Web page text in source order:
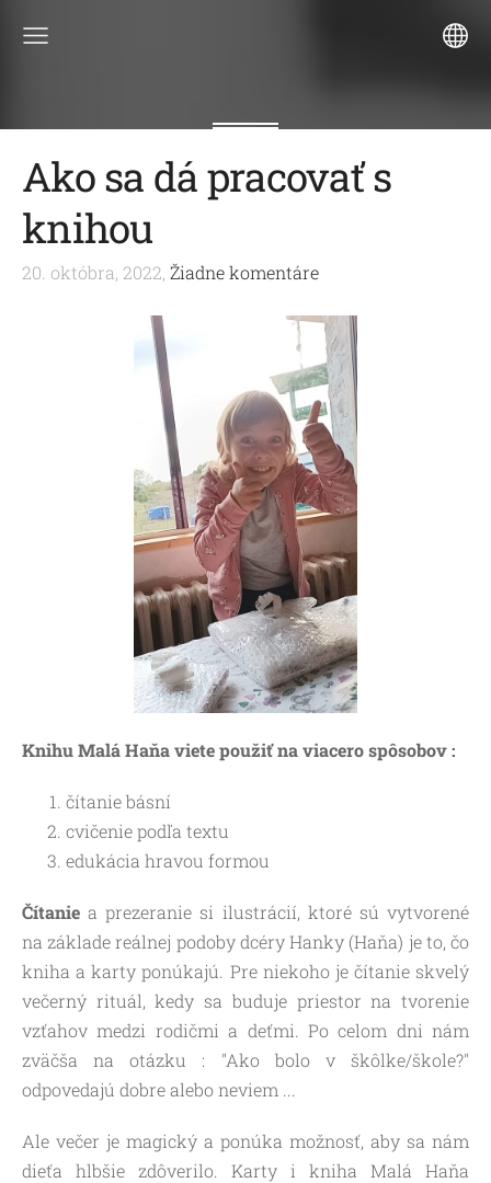
Ako sa dá pracovať s
knihou
20. októbra, 2022, Žiadne komentáre
Knihu Malá Haňa viete použiť na viacero spôsobov :
čítanie básní
cvičenie podľa textu
edukácia hravou formou
Čítanie a prezeranie si ilustrácií, ktoré sú vytvorené
na základe reálnej podoby dcéry Hanky (Haňa) je to, čo
kniha a karty ponúkajú. Pre niekoho je čítanie skvelý
večerný rituál, kedy sa buduje priestor na tvorenie
vzťahov medzi rodičmi a deťmi. Po celom dni nám
zväčša na otázku : "Ako bolo v škôlke/škole?"
odpovedajú dobre alebo neviem ...
Ale večer je magický a ponúka možnosť, aby sa nám
dieťa hlbšie zdôverilo. Karty i kniha Malá Haňa